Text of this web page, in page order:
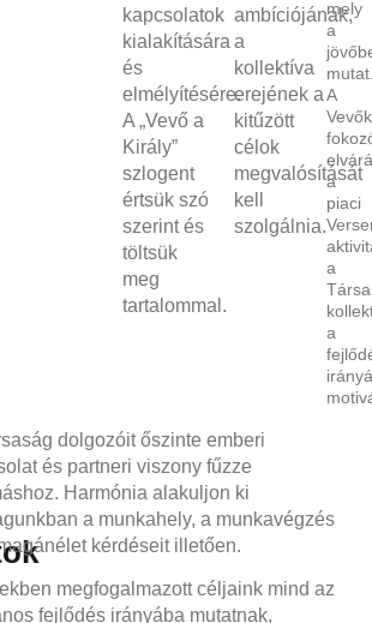
kapcsolatok
kialakítására
és
elmélyítésére.
A „Vevő a
Király”
szlogent
értsük szó
szerint és
töltsük
meg
tartalommal.
ambíciójának,
a
kollektíva
erejének a
kitűzött
célok
megvalósítását
kell
szolgálnia.
mely
a
A
Vevők
a
piaci
a
a
dolgozóit őszinte emberi
és partneri viszony fűzze
Harmónia alakuljon ki
a munkahely, a munkavégzés
kérdéseit illetően.
megfogalmazott céljaink mind az
fejlődés irányába mutatnak,